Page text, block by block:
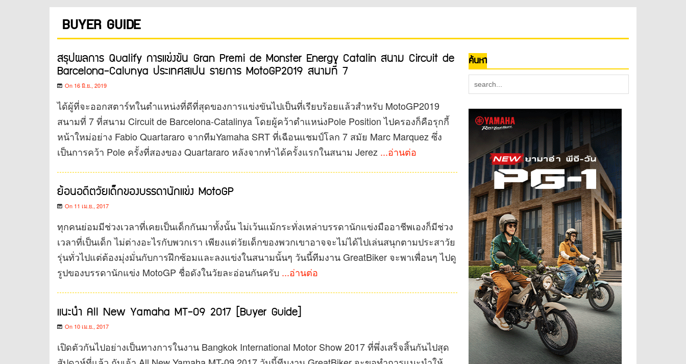
BUYER GUIDE
สรุปผลการ Qualify การแข่งขัน Gran Premi de Monster Energy Catalin สนาม Circuit de
Barcelona-Calunya ประเทศสเปน รายการ MotoGP2019 สนามที่ 7
On 16 มิ.ย., 2019
ได้ผู้ที่จะออกสตาร์ทในตำแหน่งที่ดีที่สุดของการแข่งขันไปเป็นที่เรียบร้อยแล้วสำหรับ MotoGP2019
สนามที่ 7 ที่สนาม Circuit de Barcelona-Catalinya โดยผู้คว้าตำแหน่งPole Position ไปครองก็คือรุกกี้
หน้าใหม่อย่าง Fabio Quartararo จากทีมYamaha SRT ที่เฉือนแชมป์โลก 7 สมัย Marc Marquez ซึ่ง
เป็นการคว้า Pole ครั้งที่สองของ Quartararo หลังจากทำได้ครั้งแรกในสนาม Jerez ...อ่านต่อ
ย้อนอดีตวัยเด็กของบรรดานักแข่ง MotoGP
On 11 เม.ย., 2017
ทุกคนย่อมมีช่วงเวลาที่เคยเป็นเด็กกันมาทั้งนั้น ไม่เว้นแม้กระทั่งเหล่าบรรดานักแข่งมืออาชีพเองก็มีช่วง
เวลาที่เป็นเด็ก ไม่ต่างอะไรกับพวกเรา เพียงแต่วัยเด็กของพวกเขาอาจจะไม่ได้ไปเล่นสนุกตามประสาวัย
รุ่นทั่วไปแต่ต้องมุ่งมั่นกับการฝึกซ้อมและลงแข่งในสนามนั้นๆ วันนี้ทีมงาน GreatBiker จะพาเพื่อนๆ ไปดู
รูปของบรรดานักแข่ง MotoGP ชื่อดังในวัยละอ่อนกันครับ ...อ่านต่อ
แนะนำ All New Yamaha MT-09 2017 [Buyer Guide]
On 10 เม.ย., 2017
เปิดตัวกันไปอย่างเป็นทางการในงาน Bangkok International Motor Show 2017 ที่พึ่งเสร็จสิ้นกันไปสุด
ค้นหา